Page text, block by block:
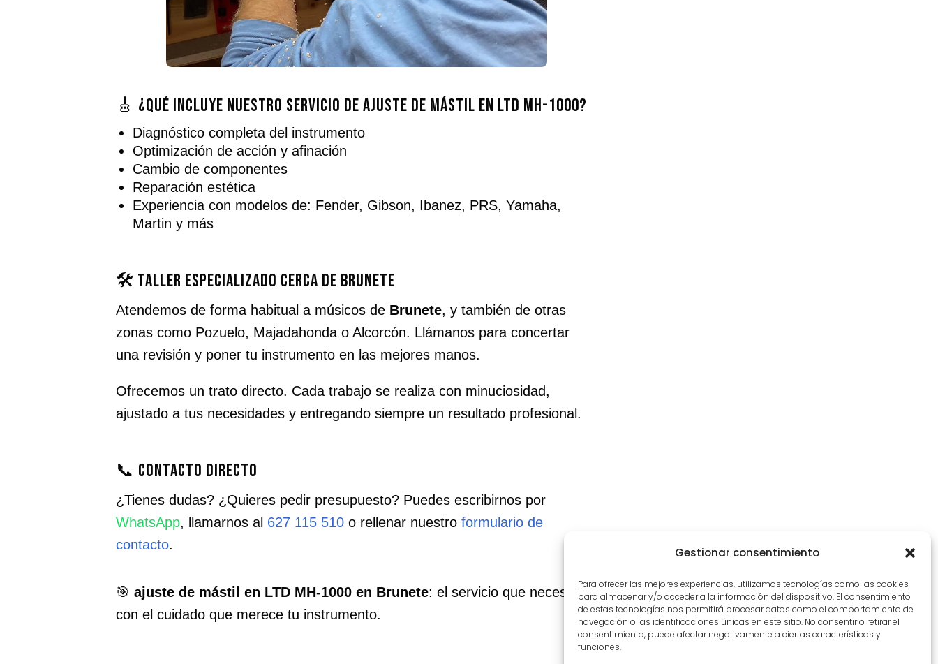
Gestionar consentimiento
Para ofrecer las mejores experiencias, utilizamos tecnologías como las cookies
para almacenar y/o acceder a la información del dispositivo. El consentimiento
de estas tecnologías nos permitirá procesar datos como el comportamiento de
navegación o las identificaciones únicas en este sitio. No consentir o retirar el
consentimiento, puede afectar negativamente a ciertas características y
funciones.
🎸 ¿Qué incluye nuestro servicio de ajuste de mástil en LTD MH-1000?
Diagnóstico completa del instrumento
Optimización de acción y afinación
Cambio de componentes
Reparación estética
Experiencia con modelos de: Fender, Gibson, Ibanez, PRS, Yamaha,
Martin y más
🛠️ Taller especializado cerca de Brunete
Atendemos de forma habitual a músicos de Brunete, y también de otras
zonas como Pozuelo, Majadahonda o Alcorcón. Llámanos para concertar
una revisión y poner tu instrumento en las mejores manos.
Ofrecemos un trato directo. Cada trabajo se realiza con minuciosidad,
ajustado a tus necesidades y entregando siempre un resultado profesional.
📞 Contacto directo
¿Tienes dudas? ¿Quieres pedir presupuesto? Puedes escribirnos por
WhatsApp, llamarnos al 627 115 510 o rellenar nuestroformulario de
contacto.
🎯ajuste de mástil en LTD MH-1000 en Brunete: el servicio que necesitas,
con el cuidado que merece tu instrumento.